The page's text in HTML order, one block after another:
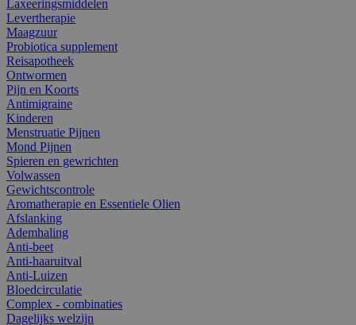
Laxeeringsmiddelen
Levertherapie
Maagzuur
Probiotica supplement
Reisapotheek
Ontwormen
Pijn en Koorts
Antimigraine
Kinderen
Menstruatie Pijnen
Mond Pijnen
Spieren en gewrichten
Volwassen
Gewichtscontrole
Aromatherapie en Essentiele Olien
Afslanking
Ademhaling
Anti-beet
Anti-haaruitval
Anti-Luizen
Bloedcirculatie
Complex - combinaties
Dagelijks welzijn